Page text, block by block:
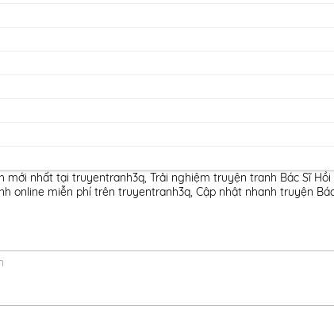
mới nhất tại truyentranh3q, Trải nghiệm truyện tranh Bác Sĩ
online miễn phí trên truyentranh3q, Cập nhật nhanh truyện